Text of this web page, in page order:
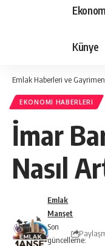
Künye
Emlak Haberleri ve
EKONOMI HABERLERI
İmar
Nasıl
Son
güncelleme:
Emlak
Manşet